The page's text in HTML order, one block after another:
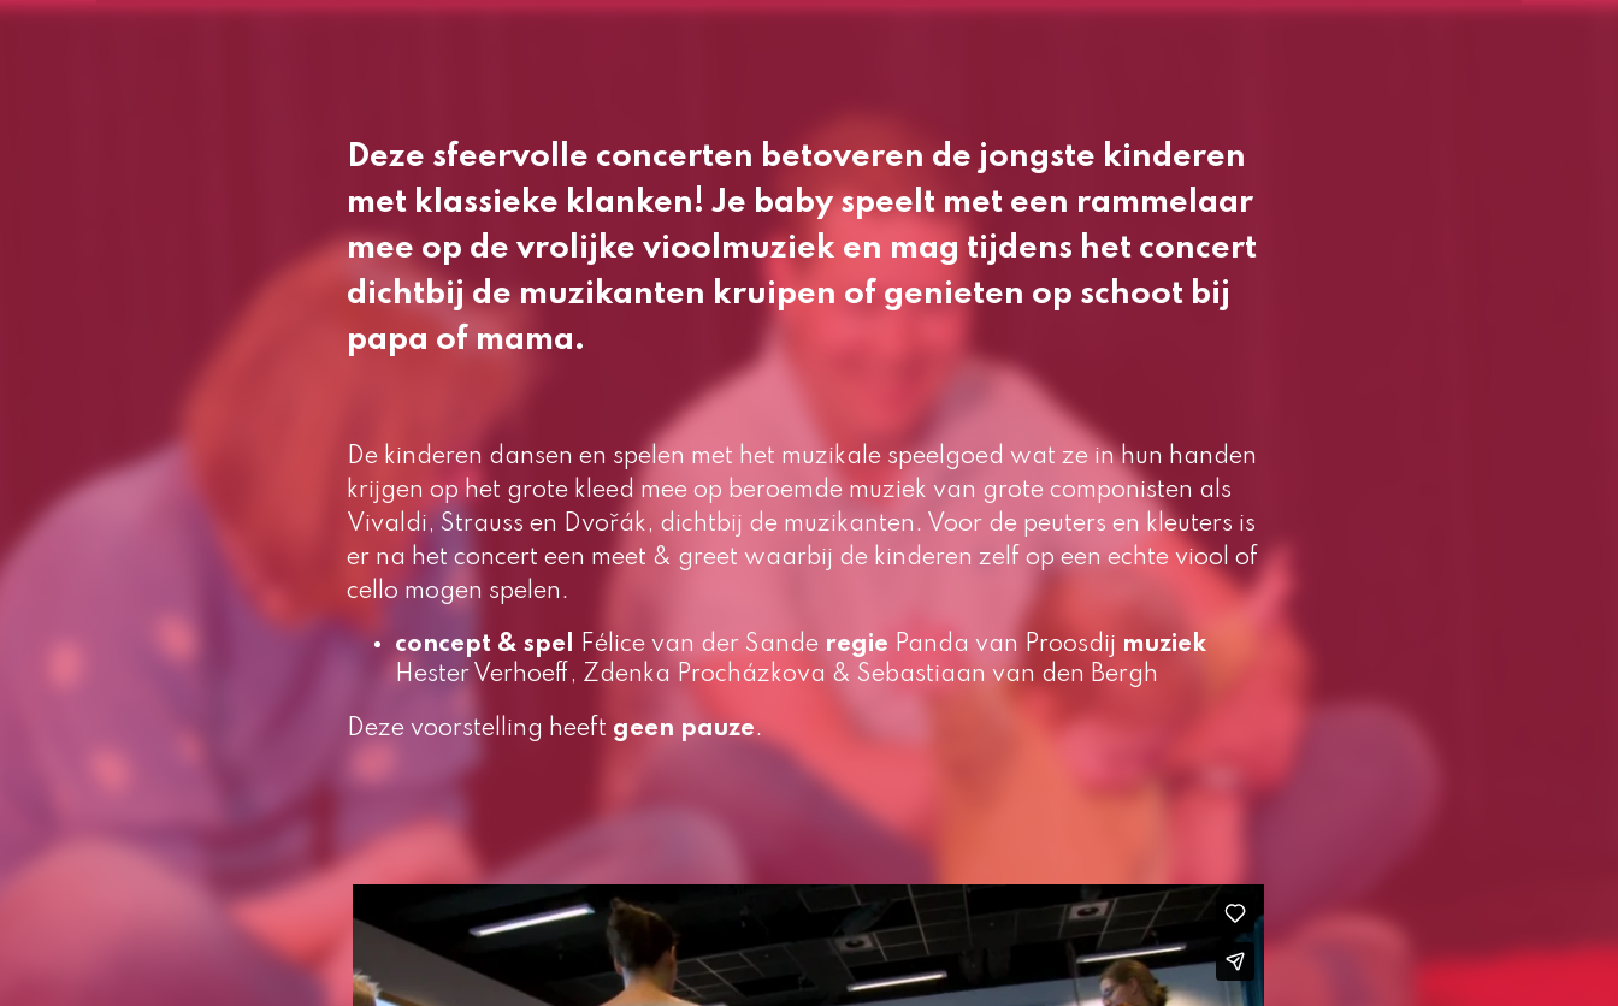
Deze sfeervolle concerten betoveren de jongste kinderen
met klassieke klanken! Je baby speelt met een rammelaar
mee op de vrolijke vioolmuziek en mag tijdens het concert
dichtbij de muzikanten kruipen of genieten op schoot bij
papa of mama.
De kinderen dansen en spelen met het muzikale speelgoed wat ze in hun handen
krijgen op het grote kleed mee op beroemde muziek van grote componisten als
Vivaldi, Strauss en Dvořák, dichtbij de muzikanten. Voor de peuters en kleuters is
er na het concert een meet & greet waarbij de kinderen zelf op een echte viool of
cello mogen spelen.
concept & spel Félice van der Sande regie Panda van Proosdij muziek
Hester Verhoeff, Zdenka Procházkova & Sebastiaan van den Bergh
Deze voorstelling heeft geen pauze.